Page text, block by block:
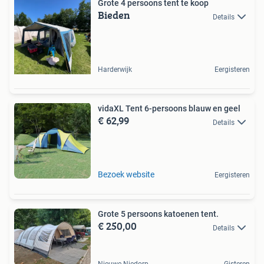
Grote 4 persoons tent te koop
Bieden Details
Harderwijk Eergisteren
vidaXL Tent 6-persoons blauw en geel
€ 62,99 Details
Bezoek website Eergisteren
Grote 5 persoons katoenen tent.
€ 250,00 Details